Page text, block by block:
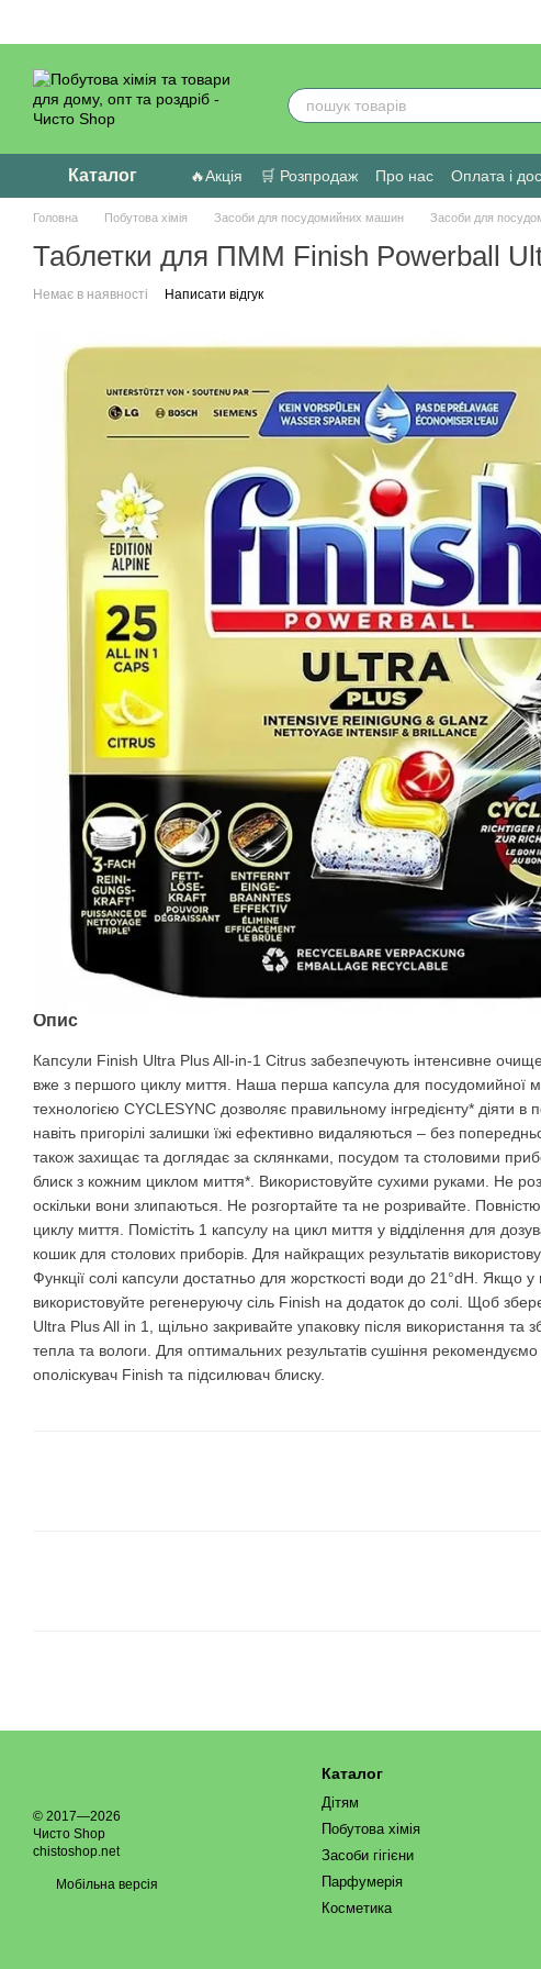
Каталог 🔥Акція 🛒 Розпродаж Про нас Оплата і
Головна Побутова хімія Засоби для посудомийних машин Засоби для
Таблетки для ПММ Finish Powerball
Немає в наявності Написати відгук
Опис
Капсули Finish Ultra Plus All-in-1 Citrus забезпечують інтенсивне
вже з першого циклу миття. Наша перша капсула для посудомийної
технологією CYCLESYNC дозволяє правильному інгредієнту* діяти в
навіть пригорілі залишки їжі ефективно видаляються – без
також захищає та доглядає за склянками, посудом та столовими
блиск з кожним циклом миття*. Використовуйте сухими руками. Не
оскільки вони злипаються. Не розгортайте та не розривайте.
циклу миття. Помістіть 1 капсулу на цикл миття у відділення для
кошик для столових приборів. Для найкращих результатів
Функції солі капсули достатньо для жорсткості води до 21°dH. Якщо у
використовуйте регенеруючу сіль Finish на додаток до солі. Щоб
Ultra Plus All in 1, щільно закривайте упаковку після використання та
тепла та вологи. Для оптимальних результатів сушіння рекомендуємо
ополіскувач Finish та підсилювач блиску.
© 2017—2026
Чисто Shop
chistoshop.net
Мобільна версія
Каталог
Дітям
Побутова хімія
Засоби гігієни
Парфумерія
Косметика